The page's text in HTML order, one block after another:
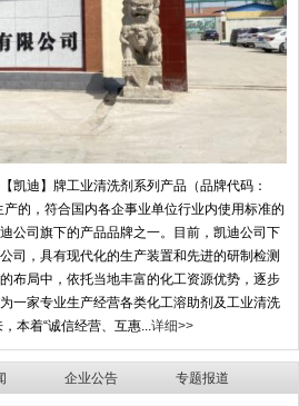
迪】牌工业清洗剂系列产品（品牌代码：
的，符合国内各企事业单位行业内使用标准的
公司旗下的产品品牌之一。目前，凯迪公司下
司，具有现代化的生产装置和先进的研制检测
布局中，依托当地丰富的化工资源优势，逐步
一家专业生产经营各类化工溶助剂及工业清洗
本着“诚信经营、互惠... 详细>>
企业公告 专题报道